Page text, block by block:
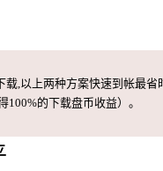
,以上两种方案快速到帐最省
100%的下载盘币收益）。